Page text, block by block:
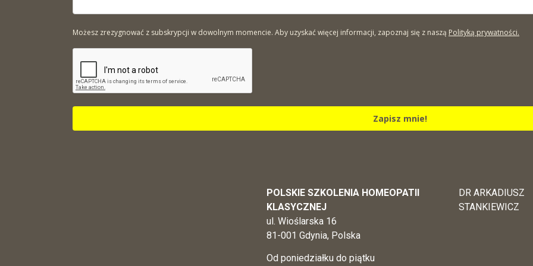
Możesz zrezygnować z subskrypcji w dowolnym momencie. Aby uzyskać więcej informacji, zapoznaj się z naszą Polityką prywatności.
Zapisz mnie!
POLSKIE SZKOLENIA HOMEOPATII
KLASYCZNEJ
ul. Wioślarska 16
81-001 Gdynia, Polska
Od poniedziałku do piątku
DR ARKADIUSZ
STANKIEWICZ